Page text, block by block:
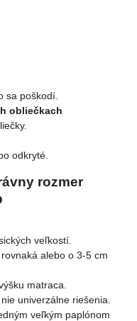
sa poškodí.
obliečkach
odkryté.
rozmer
veľkostí.
alebo o 3-5 cm
matraca.
univerzálne riešenia.
veľkým paplónom